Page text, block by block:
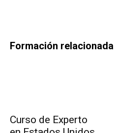
Formación relacionada
Curso de Experto